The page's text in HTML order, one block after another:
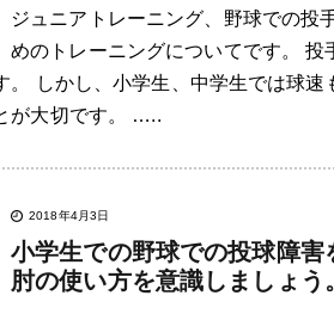
ジュニアトレーニング、野球での投
めのトレーニングについてです。 投
しかし、小学生、中学生では球速
が大切です。 …..
2018年4月3日
小学生での野球での投球障害
肘の使い方を意識しましょう。